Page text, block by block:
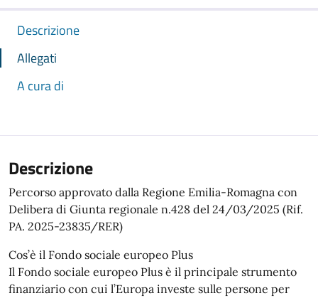
Descrizione
Allegati
A cura di
Descrizione
Percorso approvato dalla Regione Emilia-Romagna con
Delibera di Giunta regionale n.428 del 24/03/2025 (Rif.
PA. 2025-23835/RER)
Cos’è il Fondo sociale europeo Plus
Il Fondo sociale europeo Plus è il principale strumento
finanziario con cui l’Europa investe sulle persone per